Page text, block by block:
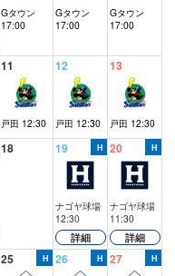
Gタウン
17:00
Gタウン
17:00
Gタウン
17:00
11
戸田 12:30
12
戸田 12:30
13
戸田 12:30
18 19
ナゴヤ球場
12:30
詳細
20
ナゴヤ球場
11:30
詳細
25 26 27